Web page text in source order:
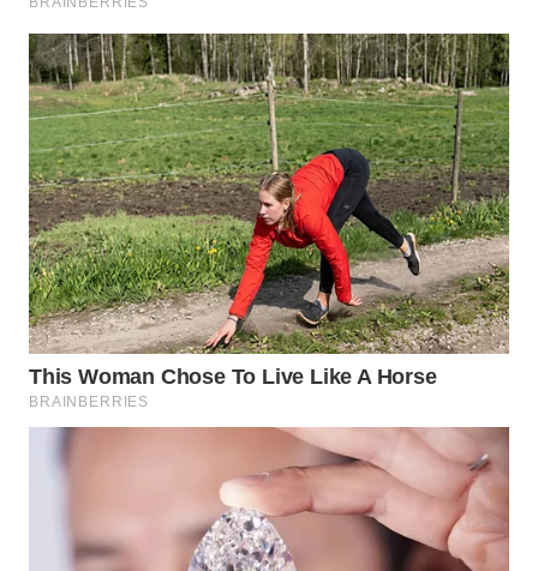
SERDANG
WN
TEBING
TINGGI
WN
PAKPAK
WN
KARAWANG
WN
BEKASI
WN